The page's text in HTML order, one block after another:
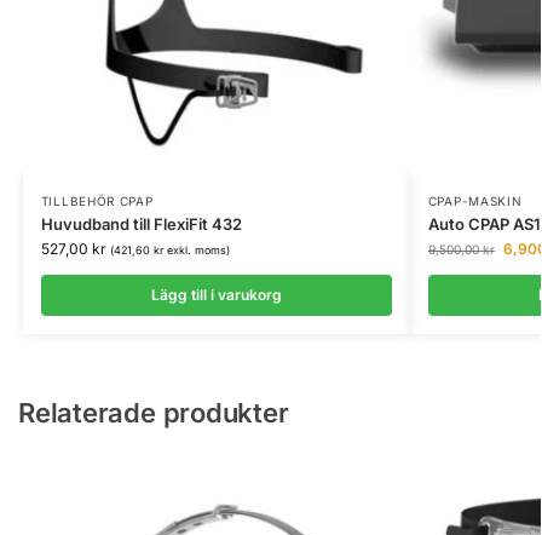
TILLBEHÖR CPAP
Huvudband till FlexiFit 432
527,00 kr (421,60 krexkl. moms)
Lägg till i varukorg
CPAP-MASKIN
Auto CPAP
9,500,00kr
Relaterade produkter